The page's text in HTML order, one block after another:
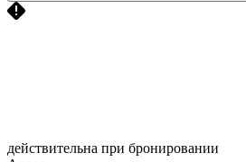
действительна при бронировании